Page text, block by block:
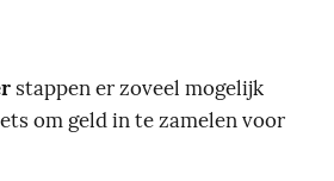
stappen er zoveel mogelijk
om geld in te zamelen voor